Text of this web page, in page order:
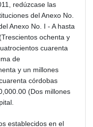
redúzcase las
del Anexo No.
Anexo No. I - A hasta
ochenta y
cuarenta
de
y un millones
córdobas
(Dos millones
establecidos en el